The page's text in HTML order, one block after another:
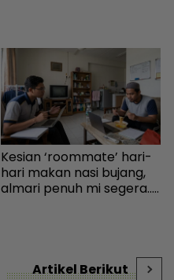
Kesian ‘roommate’ hari-
hari makan nasi bujang,
almari penuh mi segera...
Artikel Berikut